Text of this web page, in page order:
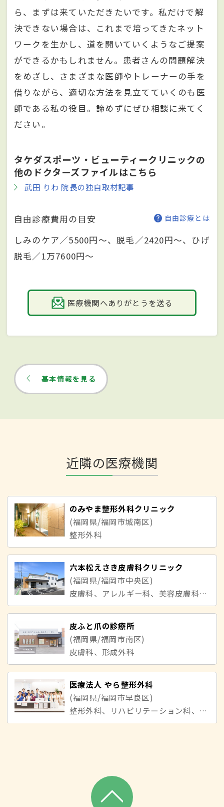
ら、まずは来ていただきたいです。私だけで解
決できない場合は、これまで培ってきたネット
ワークを生かし、道を開いていくようなご提案
ができるかもしれません。患者さんの問題解決
をめざし、さまざまな医師やトレーナーの手を
借りながら、適切な方法を見立てていくのも医
師である私の役目。諦めずにぜひ相談に来てく
ださい。
タケダスポーツ・ビューティークリニックの
他のドクターズファイルはこちら
武田 りわ 院長の独自取材記事
自由診療費用の目安 自由診療とは
しみのケア／5500円～、脱毛／2420円～、ひげ
脱毛／1万7600円～
医療機関へありがとうを送る
基本情報を見る
近隣の医療機関
のみやま整形外科クリニック
(福岡県/福岡市城南区)
整形外科
六本松えさき皮膚科クリニック
(福岡県/福岡市中央区)
皮膚科、アレルギー科、美容皮膚科、小児皮膚科
皮ふと爪の診療所
(福岡県/福岡市南区)
皮膚科、形成外科
医療法人 やら整形外科
(福岡県/福岡市早良区)
整形外科、リハビリテーション科、リウマチ科